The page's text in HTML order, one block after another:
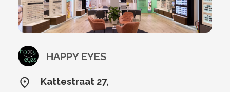
HAPPY EYES
Kattestraat 27,